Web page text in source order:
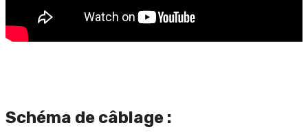
Schéma de câblage :